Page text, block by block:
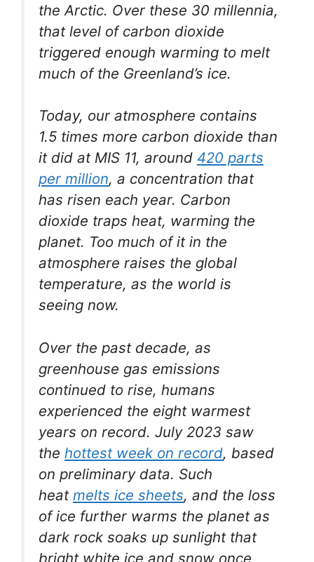
the Arctic. Over these 30 millennia,
that level of carbon dioxide
triggered enough warming to melt
much of the Greenland’s ice.
Today, our atmosphere contains
1.5 times more carbon dioxide than
it did at MIS 11, around 420 parts
per million, a concentration that
has risen each year. Carbon
dioxide traps heat, warming the
planet. Too much of it in the
atmosphere raises the global
temperature, as the world is
seeing now.
Over the past decade, as
greenhouse gas emissions
continued to rise, humans
experienced the eight warmest
years on record. July 2023 saw
the hottest week on record, based
on preliminary data. Such
heat melts ice sheets, and the loss
of ice further warms the planet as
dark rock soaks up sunlight that
bright white ice and snow once